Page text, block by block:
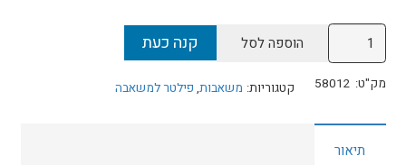
₪49.
₪35.
כמות
של
פילטר
A/C
למשאבת
הוספה לסל קנה כעת
מק"ט: 58012 קטגוריות: משאבות, פילטר למשאבה
תיאור